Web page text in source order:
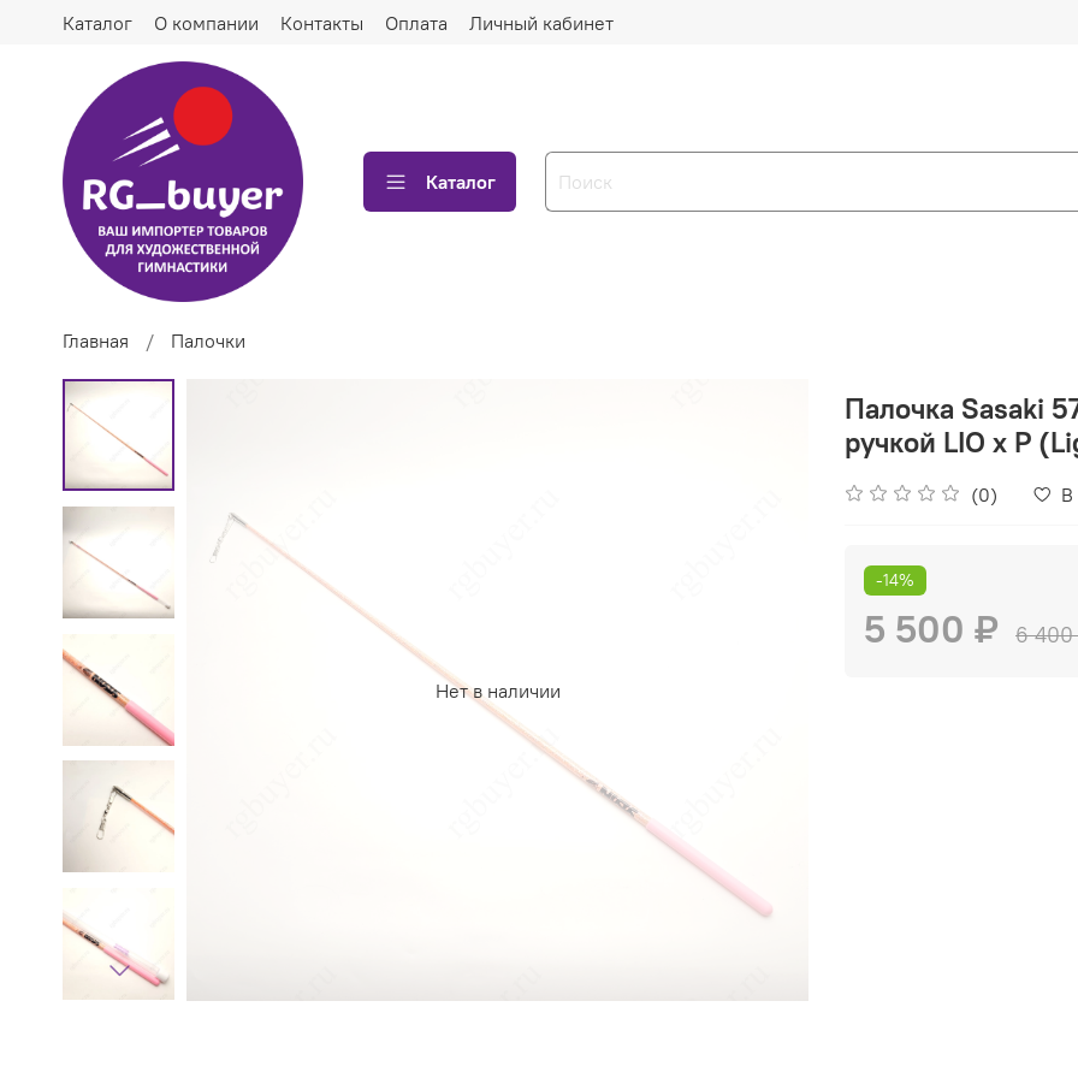
Каталог О компании Контакты Оплата Личный кабинет
Каталог
Главная Палочки
Нет в наличии
Палочка Sasaki
ручкой LIO x P
(0) В
-14%
5 500 ₽ 6 400